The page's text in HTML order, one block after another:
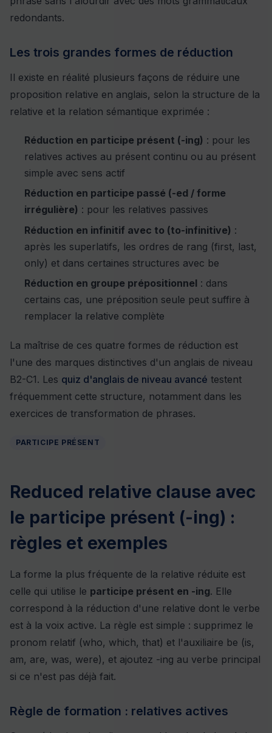
redondants.
Les trois grandes formes de réduction
Il existe en réalité plusieurs façons de réduire une
proposition relative en anglais, selon la structure de la
relative et la relation sémantique exprimée :
Réduction en participe présent (-ing) : pour les
relatives actives au présent continu ou au présent
simple avec sens actif
Réduction en participe passé (-ed / forme
irrégulière) : pour les relatives passives
Réduction en infinitif avec to (to-infinitive) :
après les superlatifs, les ordres de rang (first, last,
only) et dans certaines structures avec be
Réduction en groupe prépositionnel : dans
certains cas, une préposition seule peut suffire à
remplacer la relative complète
La maîtrise de ces quatre formes de réduction est
l'une des marques distinctives d'un anglais de niveau
B2-C1. Les quiz d'anglais de niveau avancé testent
fréquemment cette structure, notamment dans les
exercices de transformation de phrases.
PARTICIPE PRÉSENT
Reduced relative clause avec
le participe présent (-ing) :
règles et exemples
La forme la plus fréquente de la relative réduite est
celle qui utilise le participe présent en -ing. Elle
correspond à la réduction d'une relative dont le verbe
est à la voix active. La règle est simple : supprimez le
pronom relatif (who, which, that) et l'auxiliaire be (is,
am, are, was, were), et ajoutez -ing au verbe principal
si ce n'est pas déjà fait.
Règle de formation : relatives actives